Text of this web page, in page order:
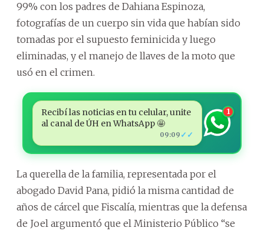
99% con los padres de Dahiana Espinoza,
fotografías de un cuerpo sin vida que habían sido
tomadas por el supuesto feminicida y luego
eliminadas, y el manejo de llaves de la moto que
usó en el crimen.
Recibí las noticias en tu celular, unite
al canal de ÚH en WhatsApp 🤩
09:09 ✓✓
1
La querella de la familia, representada por el
abogado David Pana, pidió la misma cantidad de
años de cárcel que Fiscalía, mientras que la defensa
de Joel argumentó que el Ministerio Público “se